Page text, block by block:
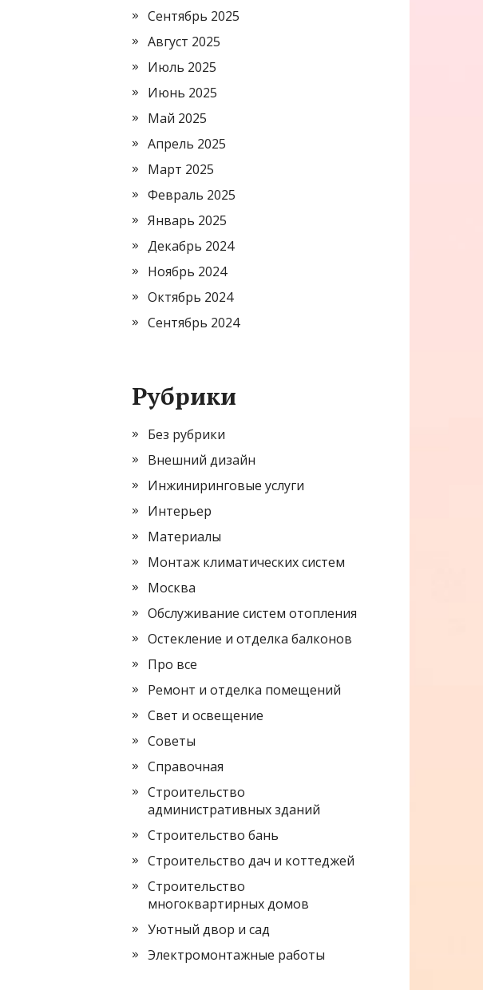
Сентябрь 2025
Август 2025
Июль 2025
Июнь 2025
Май 2025
Апрель 2025
Март 2025
Февраль 2025
Январь 2025
Декабрь 2024
Ноябрь 2024
Октябрь 2024
Сентябрь 2024
Рубрики
Без рубрики
Внешний дизайн
Инжиниринговые услуги
Интерьер
Материалы
Монтаж климатических систем
Москва
Обслуживание систем отопления
Остекление и отделка балконов
Про все
Ремонт и отделка помещений
Свет и освещение
Советы
Справочная
Строительство
административных зданий
Строительство бань
Строительство дач и коттеджей
Строительство
многоквартирных домов
Уютный двор и сад
Электромонтажные работы